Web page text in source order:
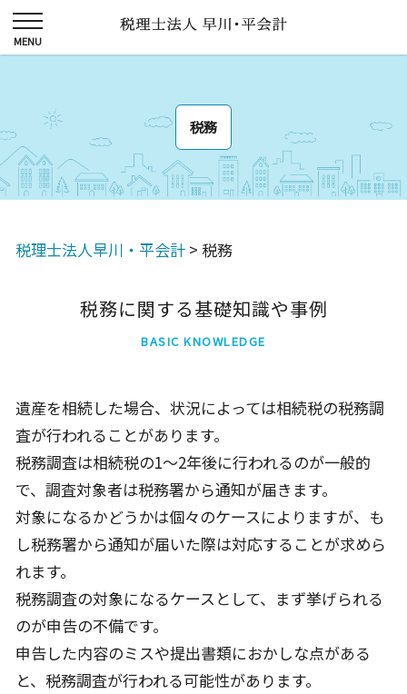
税務
税理士法人早川・平会計 > 税務
税務に関する基礎知識や事例
BASIC KNOWLEDGE
遺産を相続した場合、状況によっては相続税の税務調
査が行われることがあります。
税務調査は相続税の1～2年後に行われるのが一般的
で、調査対象者は税務署から通知が届きます。
対象になるかどうかは個々のケースによりますが、も
し税務署から通知が届いた際は対応することが求めら
れます。
税務調査の対象になるケースとして、まず挙げられる
のが申告の不備です。
申告した内容のミスや提出書類におかしな点がある
と、税務調査が行われる可能性があります。